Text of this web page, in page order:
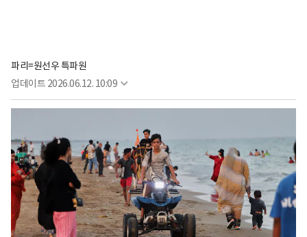
파리=원선우 특파원
업데이트 2026.06.12. 10:09